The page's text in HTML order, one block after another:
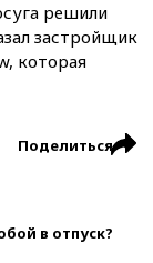
решили
застройщик
которая
Поделиться
в отпуск?